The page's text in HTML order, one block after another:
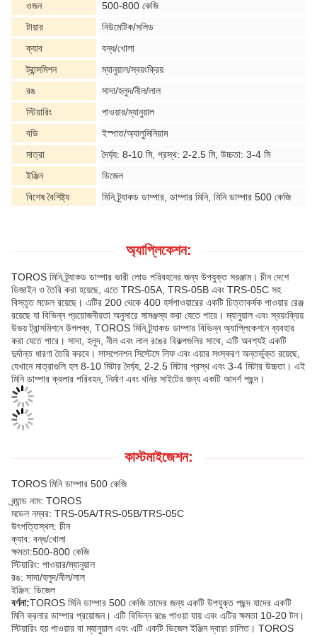
ওজন
500-800 কেজি
টায়ার
নিউমেটিক/সলিড
ক্যাব
বন্ধ/খোলা
ট্রান্সমিশন
ম্যানুয়াল/স্বয়ংক্রিয়
রঙ
সাদা/হলুদ/নীল/লাল
স্টিয়ারিং
পাওয়ার/ম্যানুয়াল
বডি
ইস্পাত/অ্যালুমিনিয়াম
মাত্রা
দৈর্ঘ্য: 8-10 মি, প্রস্থ: 2-2.5 মি, উচ্চতা: 3-4 মি
ইঞ্জিন
ডিজেল
বিশেষ বৈশিষ্ট্য
মিনি ট্র্যাকড ডাম্পার, ডাম্পার মিনি, মিনি ডাম্পার 500 কেজি
অ্যাপ্লিকেশন:
TOROS মিনি ট্র্যাকড ডাম্পার ভারী লোড পরিবহনের জন্য উপযুক্ত সরঞ্জাম। চীন দেশে
ডিজাইন ও তৈরি করা হয়েছে, এতে TRS-05A, TRS-05B এবং TRS-05C সহ
বিস্তৃত মডেল রয়েছে। এটির 200 থেকে 400 হর্সপাওয়ারের একটি চিত্তাকর্ষক পাওয়ার রেঞ্জ
রয়েছে যা বিভিন্ন প্রয়োজনীয়তা অনুসারে সামঞ্জস্য করা যেতে পারে। ম্যানুয়াল এবং স্বয়ংক্রিয়
উভয় ট্রান্সমিশনে উপলব্ধ, TOROS মিনি ট্র্যাকড ডাম্পার বিভিন্ন অ্যাপ্লিকেশনে ব্যবহার
করা যেতে পারে। সাদা, হলুদ, নীল এবং লাল রঙের বিকল্পগুলির সাথে, এটি অবশ্যই একটি
দুর্দান্ত ধারণা তৈরি করবে। সাসপেনশন সিস্টেমে লিফ এবং এয়ার সংস্করণ অন্তর্ভুক্ত রয়েছে,
যেখানে মাত্রাগুলি হল 8-10 মিটার দৈর্ঘ্য, 2-2.5 মিটার প্রস্থ এবং 3-4 মিটার উচ্চতা। এই
মিনি ডাম্পার ক্রলার পরিবহন, নির্মাণ এবং খনির সাইটের জন্য একটি আদর্শ পছন্দ।
কাস্টমাইজেশন:
TOROS মিনি ডাম্পার 500 কেজি
ব্র্যান্ড নাম: TOROS
মডেল নম্বর: TRS-05A/TRS-05B/TRS-05C
উৎপত্তিস্থল: চীন
ক্যাব: বন্ধ/খোলা
ক্ষমতা:500-800 কেজি
স্টিয়ারিং: পাওয়ার/ম্যানুয়াল
রঙ: সাদা/হলুদ/নীল/লাল
ইঞ্জিন: ডিজেল
বর্ণনা:TOROS মিনি ডাম্পার 500 কেজি তাদের জন্য একটি উপযুক্ত পছন্দ যাদের একটি
মিনি ক্রলার ডাম্পার প্রয়োজন। এটি বিভিন্ন রঙে পাওয়া যায় এবং এটির ক্ষমতা 10-20 টন।
স্টিয়ারিং হয় পাওয়ার বা ম্যানুয়াল এবং এটি একটি ডিজেল ইঞ্জিন দ্বারা চালিত। TOROS